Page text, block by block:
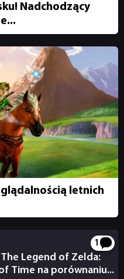
Nadchodzący
letnich
1
Legend of Zelda:
Time na porównaniu...